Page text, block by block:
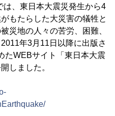
は、東日本大震災発生から4
もたらした大災害の犠牲と
災地の人々の苦労、困難、
年3月11日以降に出版さ
たWEBサイト「東日本大震
しました。